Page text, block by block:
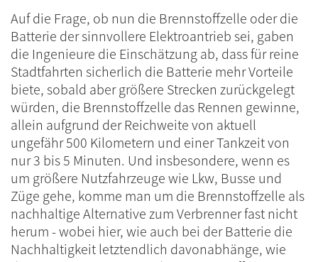
Auf die Frage, ob nun die Brennstoffzelle oder die
Batterie der sinnvollere Elektroantrieb sei, gaben
die Ingenieure die Einschätzung ab, dass für reine
Stadtfahrten sicherlich die Batterie mehr Vorteile
biete, sobald aber größere Strecken zurückgelegt
würden, die Brennstoffzelle das Rennen gewinne,
allein aufgrund der Reichweite von aktuell
ungefähr 500 Kilometern und einer Tankzeit von
nur 3 bis 5 Minuten. Und insbesondere, wenn es
um größere Nutzfahrzeuge wie Lkw, Busse und
Züge gehe, komme man um die Brennstoffzelle als
nachhaltige Alternative zum Verbrenner fast nicht
herum - wobei hier, wie auch bei der Batterie die
Nachhaltigkeit letztendlich davonabhänge, wie